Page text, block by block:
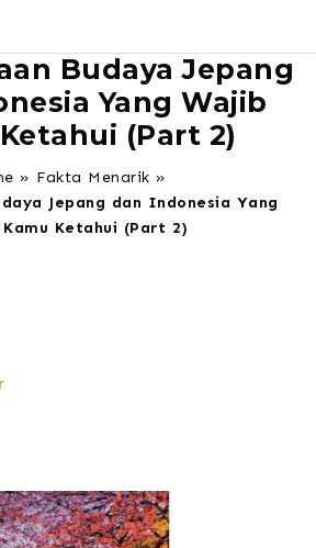
Budaya Jepang
Yang Wajib
(Part 2)
» Fakta Menarik »
Jepang dan Indonesia Yang
Ketahui (Part 2)